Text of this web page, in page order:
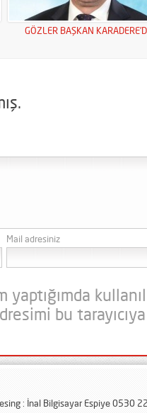
GÖZLER BAŞKAN
Mail adresiniz
bu
: İnal Bilgisayar Espiye 0530